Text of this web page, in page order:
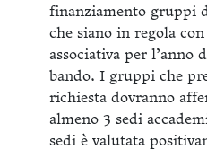
finanziamento gruppi
che siano in regola
associativa per l’anno
bando. I gruppi che
richiesta dovranno
almeno 3 sedi
sedi è valutata